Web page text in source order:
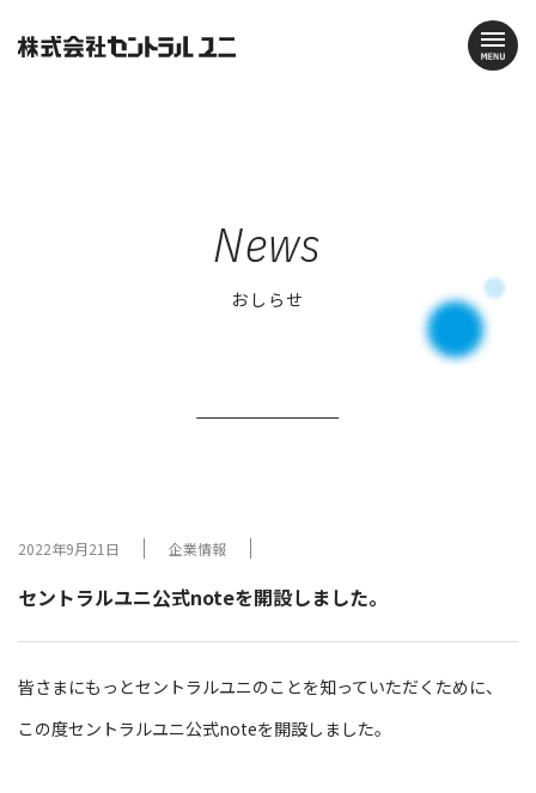
News
おしらせ
2022年9月21日 企業情報
セントラルユニ公式noteを開設しました。
皆さまにもっとセントラルユニのことを知っていただくために、
この度セントラルユニ公式noteを開設しました。